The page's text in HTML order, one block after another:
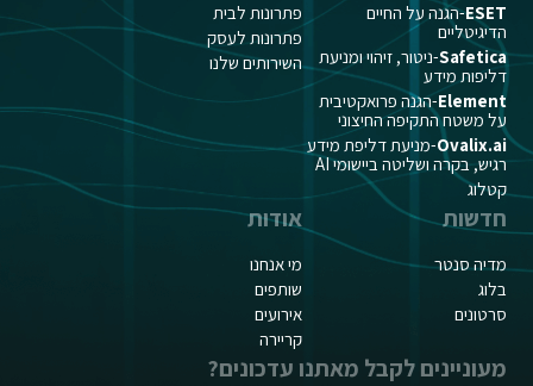
ESET-הגנה על החיים
הדיגיטליים
Safetica-ניטור, זיהוי ומניעת
דליפות מידע
Element-הגנה פרואקטיבית
על משטח התקיפה החיצוני
Ovalix.ai-מניעת דליפת מידע
רגיש, בקרה ושליטה ביישומי AI
קטלוג
פתרונות לבית
פתרונות לעסק
השירותים שלנו
חדשות
מדיה סנטר
בלוג
סרטונים
אודות
מי אנחנו
שותפים
אירועים
קריירה
מעוניינים לקבל מאתנו עדכונים?